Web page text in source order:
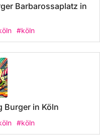
Barbarossaplatz in
#köln
Burger in Köln
#köln